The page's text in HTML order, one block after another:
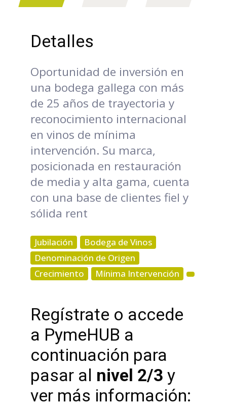
Detalles
Oportunidad de inversión en
una bodega gallega con más
de 25 años de trayectoria y
reconocimiento internacional
en vinos de mínima
intervención. Su marca,
posicionada en restauración
de media y alta gama, cuenta
con una base de clientes fiel y
sólida rent
Jubilación
Bodega de Vinos
Denominación de Origen
Crecimiento
Mínima Intervención
Regístrate o accede
a PymeHUB a
continuación para
pasar al nivel 2/3 y
ver más información: